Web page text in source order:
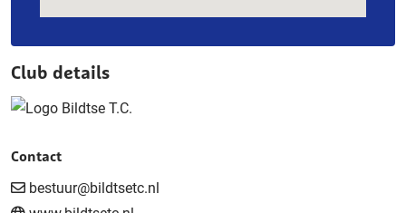
Club details
Contact
bestuur@bildtsetc.nl